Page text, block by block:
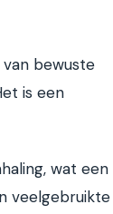
van bewuste
is een
wat een
veelgebruikte